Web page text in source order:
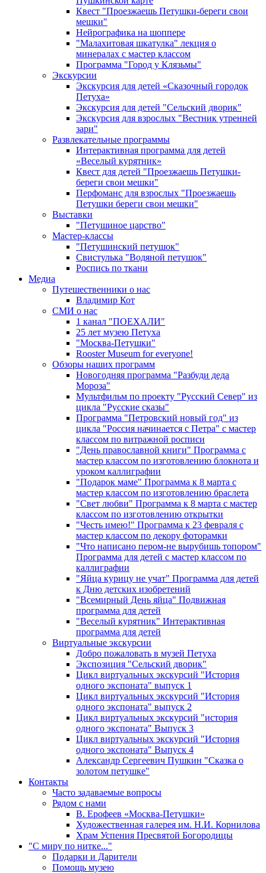
Квест "Проезжаешь Петушки-береги свои
мешки"
Нейрографика на шоппере
"Малахитовая шкатулка" лекция о
минералах с мастер классом
Программа "Город у Клязьмы"
Экскурсии
Экскурсия для детей «Сказочный городок
Петуха»
Экскурсия для детей "Сельский дворик"
Экскурсия для взрослых "Вестник утренней
зари"
Развлекательные программы
Интерактивная программа для детей
«Веселый курятник»
Квест для детей "Проезжаешь Петушки-
береги свои мешки"
Перфоманс для взрослых "Проезжаешь
Петушки береги свои мешки"
Выставки
"Петушиное царство"
Мастер-классы
"Петушинский петушок"
Свистулька "Водяной петушок"
Роспись по ткани
Медиа
Путешественники о нас
Владимир Кот
СМИ о нас
1 канал "ПОЕХАЛИ"
25 лет музею Петуха
"Москва-Петушки"
Rooster Museum for everyone!
Обзоры наших программ
Новогодняя программа "Разбуди деда
Мороза"
Мультфильм по проекту "Русский Север" из
цикла "Русские сказы"
Программа "Петровский новый год" из
цикла "Россия начинается с Петра" с мастер
классом по витражной росписи
"День православной книги" Программа с
мастер классом по изготовлению блокнота и
уроком каллиграфии
"Подарок маме" Программа к 8 марта с
мастер классом по изготовлению браслета
"Свет любви" Программа к 8 марта с мастер
классом по изготовлению открытки
"Честь имею!" Программа к 23 февраля с
мастер классом по декору фоторамки
"Что написано пером-не вырубишь топором"
Программа для детей с мастер классом по
каллиграфии
"Яйца курицу не учат" Программа для детей
к Дню детских изобретений
"Всемирный День яйца" Подвижная
программа для детей
"Веселый курятник" Интерактивная
программа для детей
Виртуальные экскурсии
Добро пожаловать в музей Петуха
Экспозиция "Сельский дворик"
Цикл виртуальных экскурсий "История
одного экспоната" выпуск 1
Цикл виртуальных экскурсий "История
одного экспоната" выпуск 2
Цикл виртуальных экскурсий "история
одного экспоната" Выпуск 3
Цикл виртуальных экскурсий "История
одного экспоната" Выпуск 4
Александр Сергеевич Пушкин "Сказка о
золотом петушке"
Контакты
Часто задаваемые вопросы
Рядом с нами
В. Ерофеев «Москва-Петушки»
Художественная галерея им. Н.И. Корнилова
Храм Успения Пресвятой Богородицы
"С миру по нитке..."
Подарки и Дарители
Помощь музею